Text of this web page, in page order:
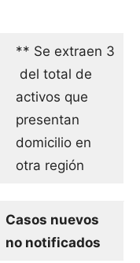
** Se extraen 3
del total de
activos que
presentan
domicilio en
otra región
Casos nuevos
no notificados